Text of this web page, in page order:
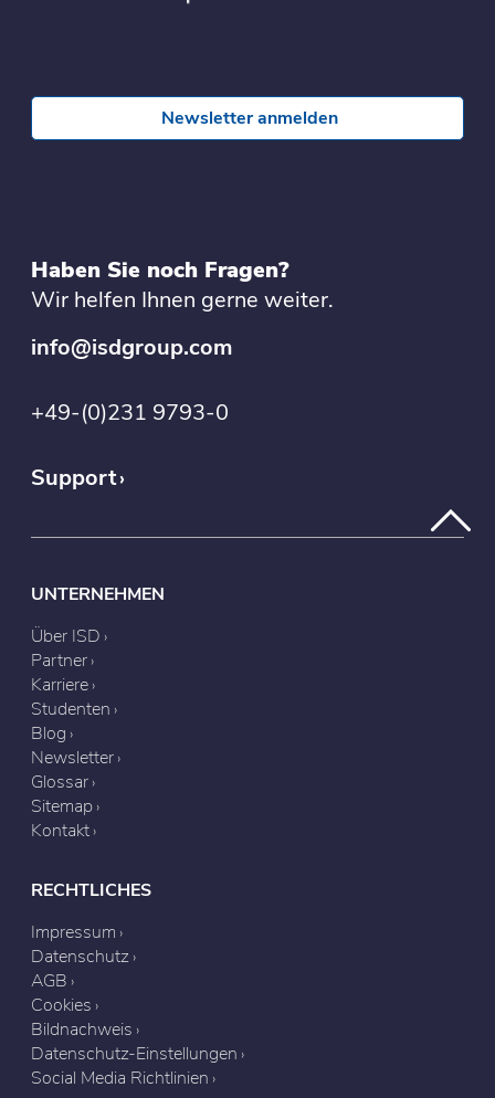
Newsletter anmelden
Haben Sie noch Fragen?
Wir helfen Ihnen gerne weiter.
info@isdgroup.com
+49-(0)231 9793-0
Support
UNTERNEHMEN
Über ISD
Partner
Karriere
Studenten
Blog
Newsletter
Glossar
Sitemap
Kontakt
RECHTLICHES
Impressum
Datenschutz
AGB
Cookies
Bildnachweis
Datenschutz-Einstellungen
Social Media Richtlinien